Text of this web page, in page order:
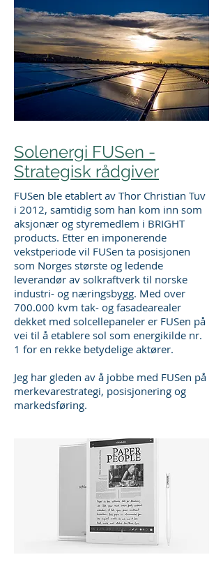
Solenergi FUSen -
Strategisk rådgiver
FUSen ble etablert av Thor Christian Tuv
i 2012, samtidig som han kom inn som
aksjonær og styremedlem i BRIGHT
products. Etter en imponerende
vekstperiode vil FUSen ta posisjonen
som Norges største og ledende
leverandør av solkraftverk til norske
industri- og næringsbygg. Med over
700.000 kvm tak- og fasadearealer
dekket med solcellepaneler er FUSen på
vei til å etablere sol som energikilde nr.
1 for en rekke betydelige aktører.
Jeg har gleden av å jobbe med FUSen på
merkevarestrategi, posisjonering og
markedsføring.